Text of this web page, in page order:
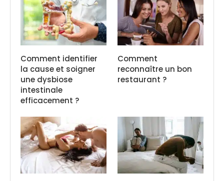
Comment identifier
la cause et soigner
une dysbiose
intestinale
efficacement ?
Comment
reconnaître un bon
restaurant ?